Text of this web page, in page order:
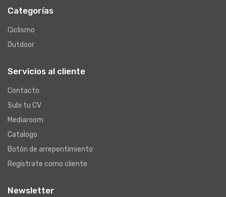
Categorías
Ciclismo
Outdoor
Servicios al cliente
Contacto
Subi tu CV
Mediaroom
Catalogo
Botón de arrepentimiento
Registrate como cliente
Newsletter